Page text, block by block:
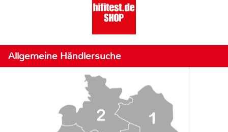
Allgemeine Händlersuche